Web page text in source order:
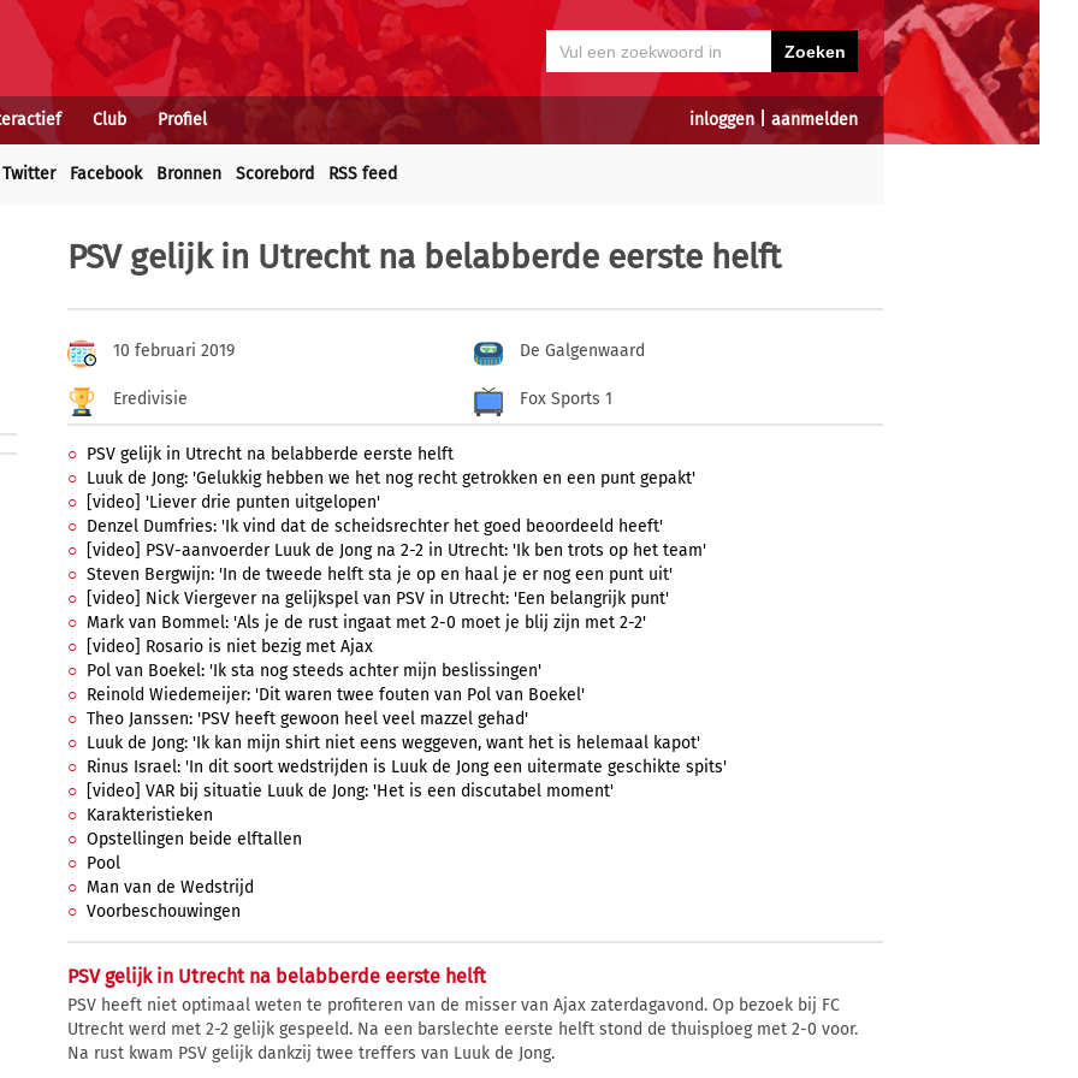
inloggen| aanmelden
Club Profiel
Twitter Facebook Bronnen Scorebord RSS feed
PSV gelijk in Utrecht na belabberde eerste helft
10 februari 2019 De Galgenwaard
Eredivisie Fox Sports 1
PSV gelijk in Utrecht na belabberde eerste helft
Luuk de Jong: 'Gelukkig hebben we het nog recht getrokken en een punt gepakt'
[video] 'Liever drie punten uitgelopen'
Denzel Dumfries: 'Ik vind dat de scheidsrechter het goed beoordeeld heeft'
[video] PSV-aanvoerder Luuk de Jong na 2-2 in Utrecht: 'Ik ben trots op het team'
Steven Bergwijn: 'In de tweede helft sta je op en haal je er nog een punt uit'
[video] Nick Viergever na gelijkspel van PSV in Utrecht: 'Een belangrijk punt'
Mark van Bommel: 'Als je de rust ingaat met 2-0 moet je blij zijn met 2-2'
[video] Rosario is niet bezig met Ajax
Pol van Boekel: 'Ik sta nog steeds achter mijn beslissingen'
Reinold Wiedemeijer: 'Dit waren twee fouten van Pol van Boekel'
Theo Janssen: 'PSV heeft gewoon heel veel mazzel gehad'
Luuk de Jong: 'Ik kan mijn shirt niet eens weggeven, want het is helemaal kapot'
Rinus Israel: 'In dit soort wedstrijden is Luuk de Jong een uitermate geschikte spits'
[video] VAR bij situatie Luuk de Jong: 'Het is een discutabel moment'
Karakteristieken
Opstellingen beide elftallen
Pool
Man van de Wedstrijd
Voorbeschouwingen
PSV gelijk in Utrecht na belabberde eerste helft
PSV heeft niet optimaal weten te profiteren van de misser van Ajax zaterdagavond. Op bezoek bij FC
Utrecht werd met 2-2 gelijk gespeeld. Na een barslechte eerste helft stond de thuisploeg met 2-0 voor.
Na rust kwam PSV gelijk dankzij twee treffers van Luuk de Jong.